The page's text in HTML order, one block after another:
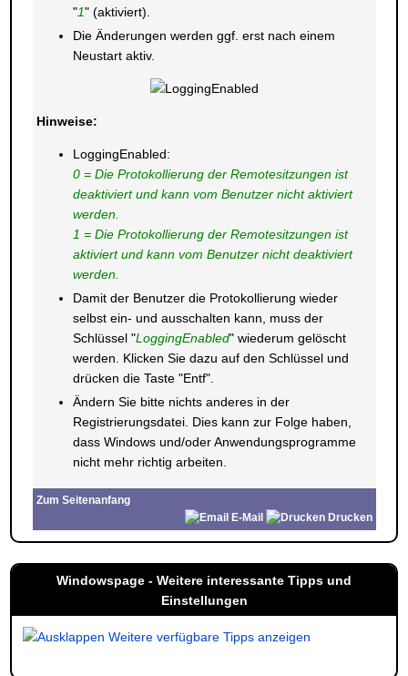
"1" (aktiviert).
Die Änderungen werden ggf. erst nach einem
Neustart aktiv.
Hinweise:
LoggingEnabled:
0 = Die Protokollierung der Remotesitzungen ist
deaktiviert und kann vom Benutzer nicht aktiviert
werden.
1 = Die Protokollierung der Remotesitzungen ist
aktiviert und kann vom Benutzer nicht deaktiviert
werden.
Damit der Benutzer die Protokollierung wieder
selbst ein- und ausschalten kann, muss der
Schlüssel "LoggingEnabled" wiederum gelöscht
werden. Klicken Sie dazu auf den Schlüssel und
drücken die Taste "Entf".
Ändern Sie bitte nichts anderes in der
Registrierungsdatei. Dies kann zur Folge haben,
dass Windows und/oder Anwendungsprogramme
nicht mehr richtig arbeiten.
Zum Seitenanfang
E-Mail
Drucken
Windowspage - Weitere interessante Tipps und
Einstellungen
Weitere verfügbare Tipps anzeigen